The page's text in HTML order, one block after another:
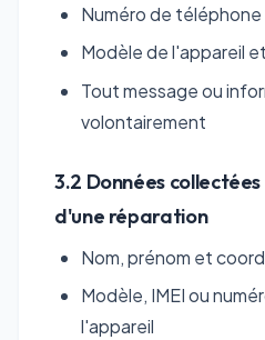
Numéro de téléphone
Modèle de l'appareil
Tout message ou
volontairement
3.2 Données
d'une réparation
Nom, prénom et
Modèle, IMEI ou
l'appareil